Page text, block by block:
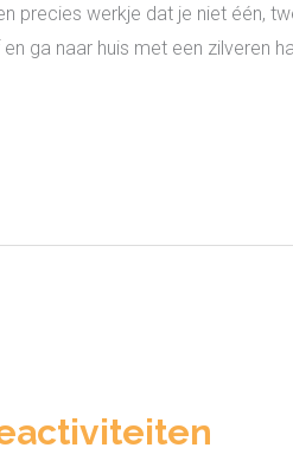
precies werkje dat je niet één,
ga naar huis met een zilveren